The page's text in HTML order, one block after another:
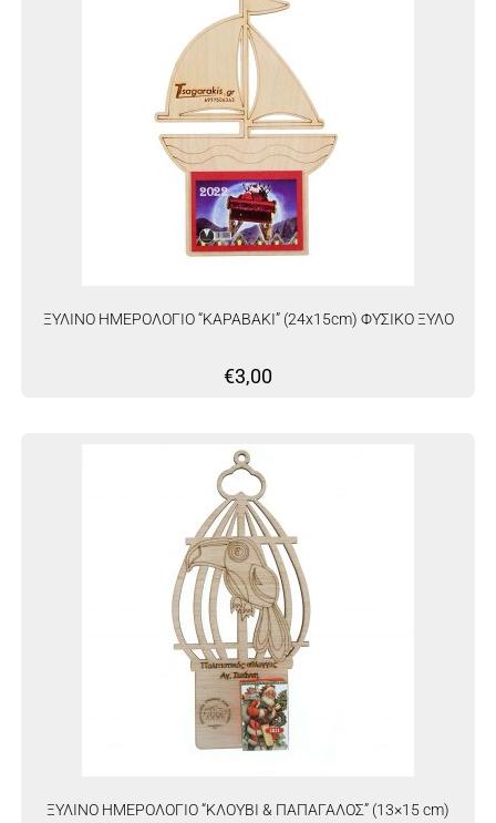
ΞΥΛΙΝΟ ΗΜΕΡΟΛΟΓΙΟ “ΚΑΡΑΒΑΚΙ” (24x15cm) ΦΥΣΙΚΟ ΞΥΛΟ
€3,00
ΞΥΛΙΝΟ ΗΜΕΡΟΛΟΓΙΟ “ΚΛΟΥΒΙ & ΠΑΠΑΓΑΛΟΣ” (13×15 cm)